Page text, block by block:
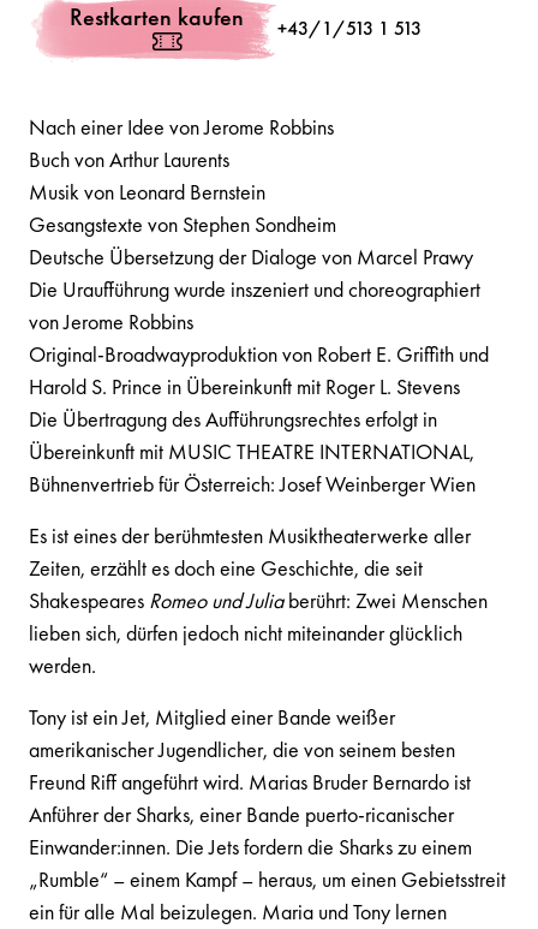
Nach einer Idee von Jerome Robbins
Buch von Arthur Laurents
Musik von Leonard Bernstein
Gesangstexte von Stephen Sondheim
Deutsche Übersetzung der Dialoge von Marcel Prawy
Die Uraufführung wurde inszeniert und choreographiert
von Jerome Robbins
Original-Broadwayproduktion von Robert E. Griffith und
Harold S. Prince in Übereinkunft mit Roger L. Stevens
Die Übertragung des Aufführungsrechtes erfolgt in
Übereinkunft mit MUSIC THEATRE INTERNATIONAL,
Bühnenvertrieb für Österreich: Josef Weinberger Wien
Es ist eines der berühmtesten Musiktheaterwerke aller
Zeiten, erzählt es doch eine Geschichte, die seit
Shakespeares Romeo und Juliaberührt: Zwei Menschen
lieben sich, dürfen jedoch nicht miteinander glücklich
werden.
Tony ist ein Jet, Mitglied einer Bande weißer
amerikanischer Jugendlicher, die von seinem besten
Freund Riff angeführt wird. Marias Bruder Bernardo ist
Anführer der Sharks, einer Bande puerto-ricanischer
Einwander:innen. Die Jets fordern die Sharks zu einem
„Rumble“ – einem Kampf – heraus, um einen Gebietsstreit
ein für alle Mal beizulegen. Maria und Tony lernen
Restkarten kaufen +43/1/513 1 513